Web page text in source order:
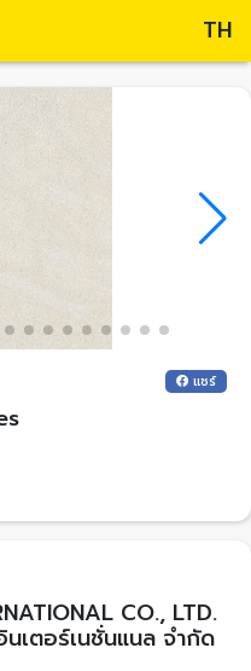
TH
แชร์
CO., LTD.
เตอร์เนชั่นแนล จำกัด